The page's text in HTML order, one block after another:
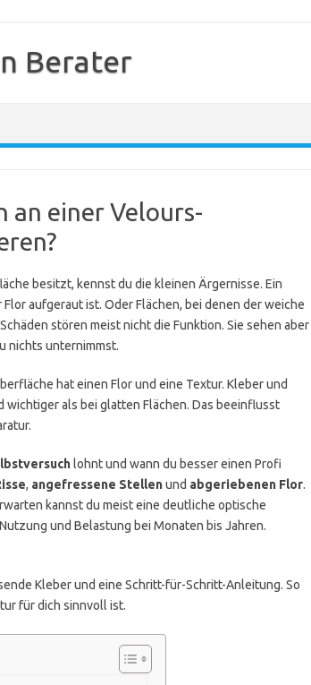
Berater
an einer Velours-
besitzt, kennst du die kleinen Ärgernisse. Ein
aufgeraut ist. Oder Flächen, bei denen der weiche
stören meist nicht die Funktion. Sie sehen aber
nichts unternimmst.
hat einen Flor und eine Textur. Kleber und
wichtiger als bei glatten Flächen. Das beeinflusst
lohnt und wann du besser einen Profi
, angefressene Stellenund abgeriebenen Flor.
kannst du meist eine deutliche optische
und Belastung bei Monaten bis Jahren.
Kleber und eine Schritt-für-Schritt-Anleitung. So
für dich sinnvoll ist.